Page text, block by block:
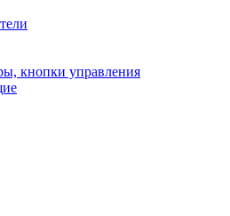
кнопки управления